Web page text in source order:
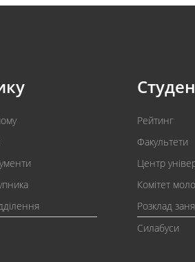
Рейтинг
Факультети
Центр
Комітет
Розклад
Силабуси